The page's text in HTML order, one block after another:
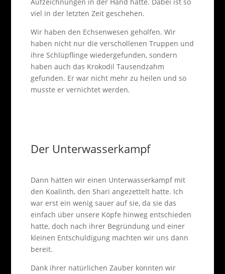
viel in der letzten Zeit geschehen.
Wir haben den Echsenwesen geholfen. Wir
haben nicht nur die verschollenen Truppen und
ihre Schlüpflinge wiedergefunden, sondern
haben auch das Krokodil Tausendzahm
gefunden. Er war nicht mehr zu heilen und so
musste er vernichtet werden.
Der Unterwasserkampf
Dann hatten wir einen Unterwasserkampf mit
den Koalinth, den Shari angezettelt hatte. Ich
war erst ein wenig sauer auf sie, da sie das
einfach über unsere Köpfe hinweg entschieden
hatte, doch nach ihrer Begründung und einer
kleinen Entschuldigung machten wir uns dann
bereit.
Dank ihrer natürlichen Zauber konnten wir